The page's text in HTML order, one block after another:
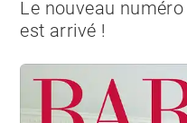
Le nouveau
est arrivé !